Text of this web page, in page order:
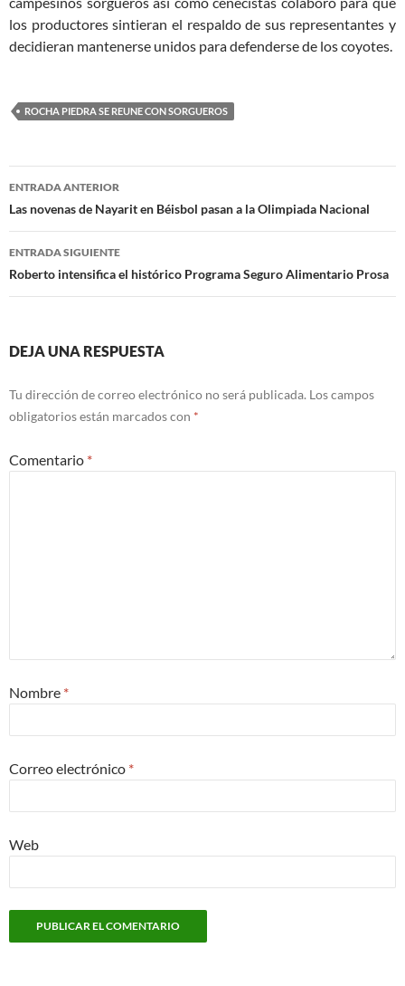
los productores sintieran el respaldo de sus representantes y
decidieran mantenerse unidos para defenderse de los coyotes.
ROCHA PIEDRA SE REUNE CON SORGUEROS
Navegación
de
entradas
ENTRADA ANTERIOR
Las novenas de Nayarit en Béisbol pasan a la Olimpiada Nacional
ENTRADA SIGUIENTE
Roberto intensifica el histórico Programa Seguro Alimentario Prosa
DEJA UNA RESPUESTA
Tu dirección de correo electrónico no será publicada. Los campos
obligatorios están marcados con *
Comentario *
Nombre *
Correo electrónico *
Web